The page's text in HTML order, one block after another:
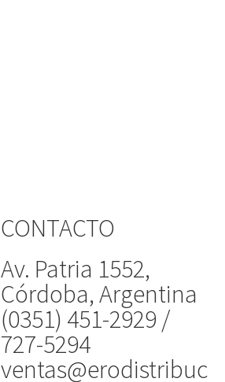
CONTACTO
Av. Patria 1552,
Córdoba, Argentina
(0351) 451-2929 /
727-5294
ventas@erodistribuc